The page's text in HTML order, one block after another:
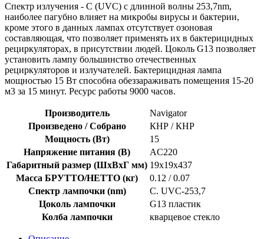
Спектр излучения - С (UVC) с длинной волны 253,7nm,
наиболее пагубно влияет на микробы вирусы и бактерии,
кроме этого в данных лампах отсутствует озоновая
составляющая, что позволяет применять их в бактерицидных
рециркуляторах, в присутствии людей. Цоколь G13 позволяет
установить лампу большинство отечественных
рециркуляторов и излучателей. Бактерицидная лампа
мощностью 15 Вт способна обеззараживать помещения 15-20
м3 за 15 минут. Ресурс работы 9000 часов.
Производитель
Navigator
Произведено / Собрано
КНР / КНР
Мощность (Вт)
15
Напряжение питания (В)
AC220
Габаритный размер (ШхВхГ мм) 19x19x437
Масса БРУТТО/НЕТТО (кг)
0.12 / 0.07
Спектр лампочки (nm)
С. UVC-253,7
Цоколь лампочки
G13 пластик
Колба лампочки
кварцевое стекло